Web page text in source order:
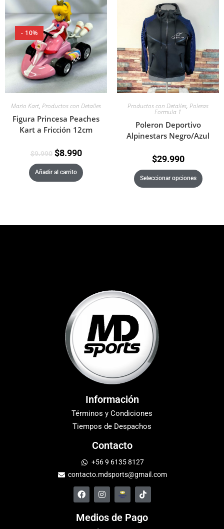
- 10%
Mario Kart, Productos con Detalles
Figura Princesa Peaches
Kart a Fricción 12cm
$9.990 $8.990
Añadir al carrito
Productos con Detalles, Poleras
Formula 1
Poleron Deportivo
Alpinestars Negro/Azul
$29.990
Seleccionar opciones
Información
Términos y Condiciones
Tiempos de Despachos
Contacto
+56 9 6135 8127
contacto.mdsports@gmail.com
Medios de Pago